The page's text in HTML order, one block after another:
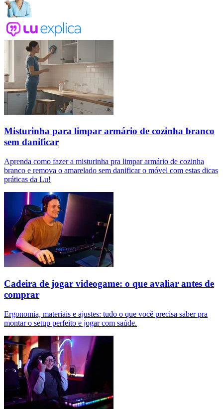
Misturinha para limpar armário de cozinha branco
sem danificar
Aprenda como fazer a misturinha pra limpar armário de cozinha
branco e remova o amarelado sem danificar o móvel com estas dicas
práticas da Lu!
Cadeira de jogar videogame: o que avaliar antes de
comprar
Ergonomia, materiais e ajustes: tudo o que você precisa saber pra
montar o setup perfeito e jogar com saúde.